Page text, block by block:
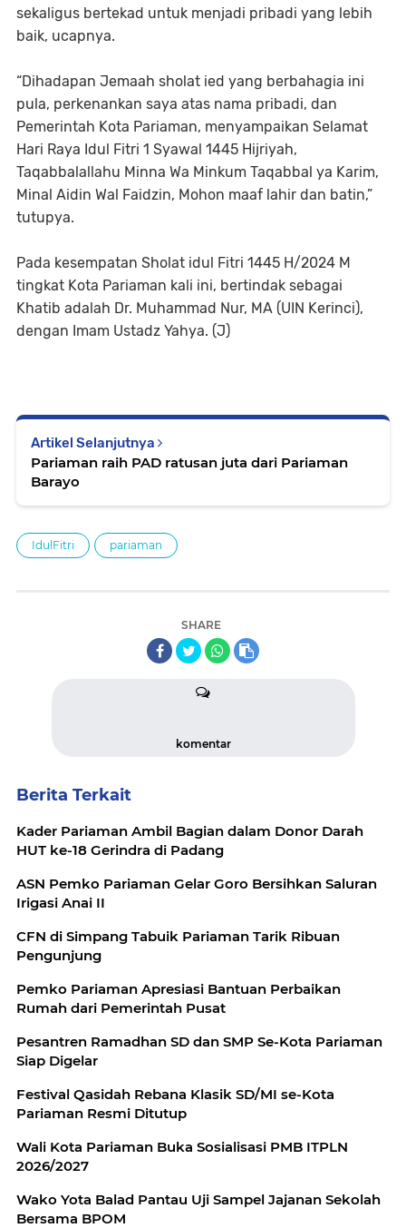
sekaligus bertekad untuk menjadi pribadi yang lebih
baik, ucapnya.
“Dihadapan Jemaah sholat ied yang berbahagia ini
pula, perkenankan saya atas nama pribadi, dan
Pemerintah Kota Pariaman, menyampaikan Selamat
Hari Raya Idul Fitri 1 Syawal 1445 Hijriyah,
Taqabbalallahu Minna Wa Minkum Taqabbal ya Karim,
Minal Aidin Wal Faidzin, Mohon maaf lahir dan batin,”
tutupya.
Pada kesempatan Sholat idul Fitri 1445 H/2024 M
tingkat Kota Pariaman kali ini, bertindak sebagai
Khatib adalah Dr. Muhammad Nur, MA (UIN Kerinci),
dengan Imam Ustadz Yahya. (J)
Artikel Selanjutnya
Pariaman raih PAD ratusan juta dari Pariaman
Barayo
IdulFitri pariaman
SHARE
komentar
Berita Terkait
Kader Pariaman Ambil Bagian dalam Donor Darah
HUT ke-18 Gerindra di Padang
ASN Pemko Pariaman Gelar Goro Bersihkan Saluran
Irigasi Anai II
CFN di Simpang Tabuik Pariaman Tarik Ribuan
Pengunjung
Pemko Pariaman Apresiasi Bantuan Perbaikan
Rumah dari Pemerintah Pusat
Pesantren Ramadhan SD dan SMP Se-Kota Pariaman
Siap Digelar
Festival Qasidah Rebana Klasik SD/MI se-Kota
Pariaman Resmi Ditutup
Wali Kota Pariaman Buka Sosialisasi PMB ITPLN
2026/2027
Wako Yota Balad Pantau Uji Sampel Jajanan Sekolah
Bersama BPOM